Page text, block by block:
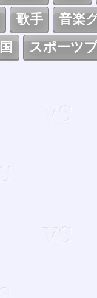
歌手
音楽
国 スポーツ